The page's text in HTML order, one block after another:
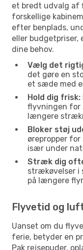
et bredt udvalg af
forskellige
efter benplads,
eller budgetpriser,
dine behov.
Vælg det
det gøre en
et sæde med
Hold dig frisk:
flyvningen for
længere
Bloker støj
ørepropper
især under
Stræk dig
strækøvelser i
på længere
Flyvetid og
Uanset om du
ferie, betyder en
Pak rejsepuder,